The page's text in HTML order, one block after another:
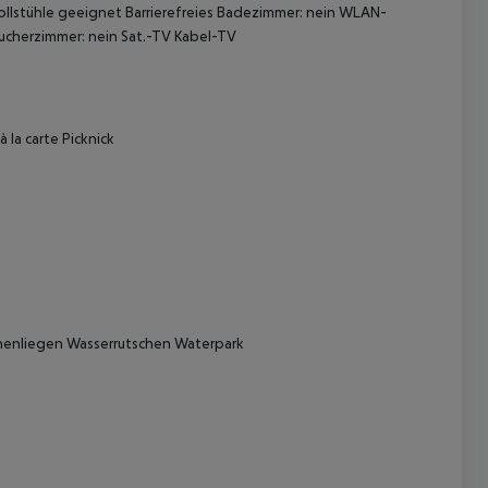
geeignet Barrierefreies Badezimmer: nein WLAN-
nein Sat.-TV Kabel-TV
carte Picknick
Wasserrutschen Waterpark